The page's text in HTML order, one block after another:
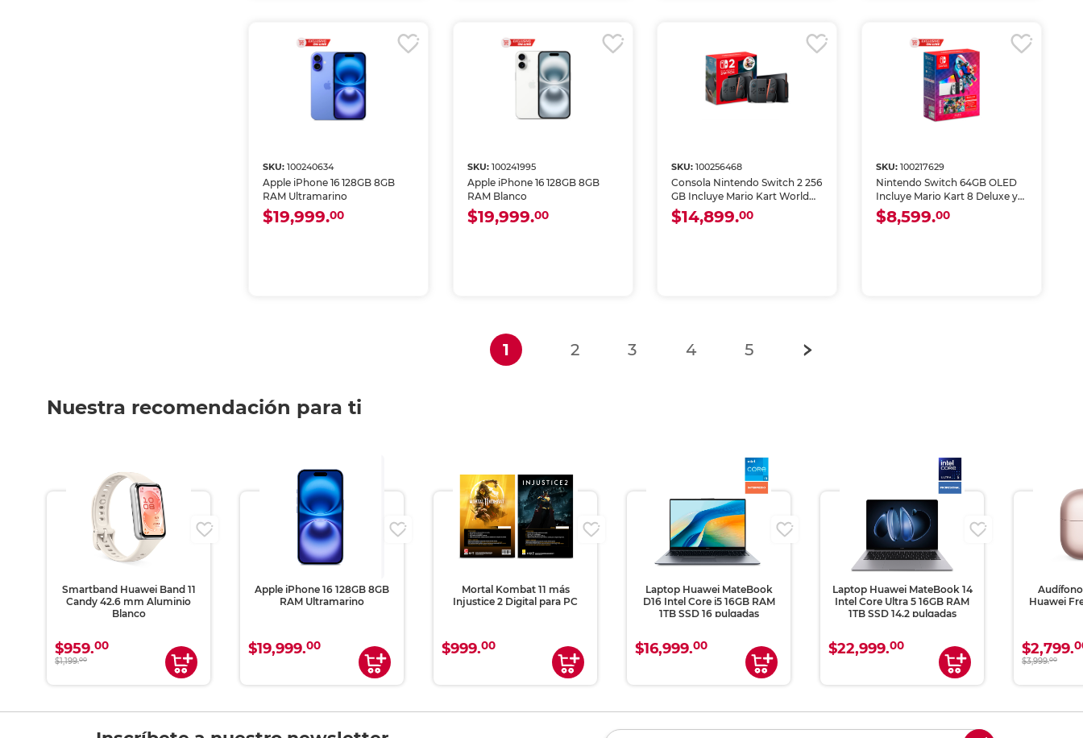
SKU:100240634
Apple iPhone 16 128GB 8GB
RAM Ultramarino
$19,999.00
SKU: 100241995
Apple iPhone 16 128GB 8GB
RAM Blanco
$19,999.00
SKU:100256468
Consola Nintendo Switch 2 256
GB Incluye Mario Kart World
Descargable
$14,899.00
SKU: 100217629
Nintendo Switch 64GB OLED
Incluye Mario Kart 8 Deluxe y
Suscripción Online
$8,599.00
1(current)
2 3 4 5
Nuestra recomendación para ti
Smartband Huawei Band 11
Candy 42.6 mm Aluminio
Blanco
$959.00
$1,199.00
Apple iPhone 16 128GB 8GB
RAM Ultramarino
$19,999.00
Mortal Kombat 11 más
Injustice 2 Digital para PC
$999.00
Laptop Huawei MateBook
D16 Intel Core i5 16GB RAM
1TB SSD 16 pulgadas
$16,999.00
Laptop Huawei MateBook 14
Intel Core Ultra 5 16GB RAM
1TB SSD 14.2 pulgadas
$22,999.00
Huawei
$2,799.
$3,999.00